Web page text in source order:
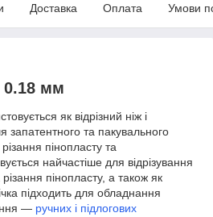
Доставка Оплата Умови
0.18 мм
як відрізний ніж і
запатентного та пакувального
пінопласту та
найчастіше для відрізування
пінопласту, а також як
підходить для обладнання
— ручних і підлогових